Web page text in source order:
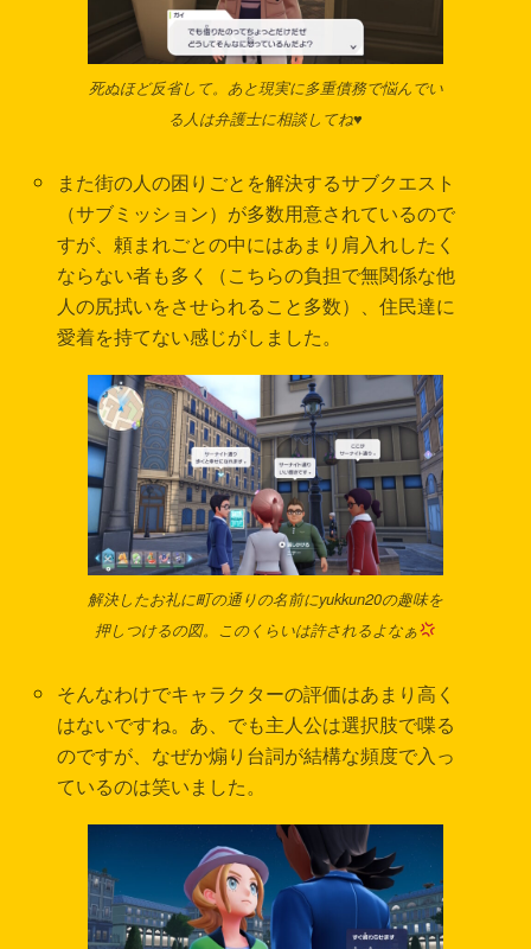
死ぬほど反省して。あと現実に多重債務で悩んでい
る人は弁護士に相談してね♥
また街の人の困りごとを解決するサブクエスト
（サブミッション）が多数用意されているので
すが、頼まれごとの中にはあまり肩入れしたく
ならない者も多く（こちらの負担で無関係な他
人の尻拭いをさせられること多数）、住民達に
愛着を持てない感じがしました。
解決したお礼に町の通りの名前にyukkun20の趣味を
押しつけるの図。このくらいは許されるよなぁ
そんなわけでキャラクターの評価はあまり高く
はないですね。あ、でも主人公は選択肢で喋る
のですが、なぜか煽り台詞が結構な頻度で入っ
ているのは笑いました。